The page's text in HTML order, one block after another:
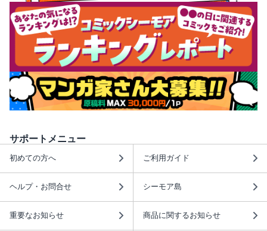
サポートメニュー
初めての方へ ご利用ガイド
ヘルプ・お問合せ シーモア島
重要なお知らせ 商品に関するお知らせ